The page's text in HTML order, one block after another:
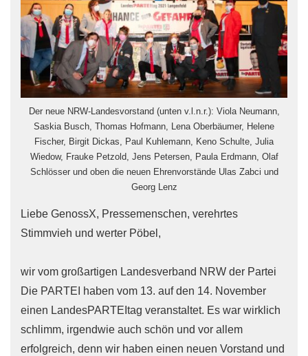
Der neue NRW-Landesvorstand (unten v.l.n.r.): Viola Neumann,
Saskia Busch, Thomas Hofmann, Lena Oberbäumer, Helene
Fischer, Birgit Dickas, Paul Kuhlemann, Keno Schulte, Julia
Wiedow, Frauke Petzold, Jens Petersen, Paula Erdmann, Olaf
Schlösser und oben die neuen Ehrenvorstände Ulas Zabci und
Georg Lenz
Liebe GenossX, Pressemenschen, verehrtes
Stimmvieh und werter Pöbel,
wir vom großartigen Landesverband NRW der Partei
Die PARTEI haben vom 13. auf den 14. November
einen LandesPARTEItag veranstaltet. Es war wirklich
schlimm, irgendwie auch schön und vor allem
erfolgreich, denn wir haben einen neuen Vorstand und